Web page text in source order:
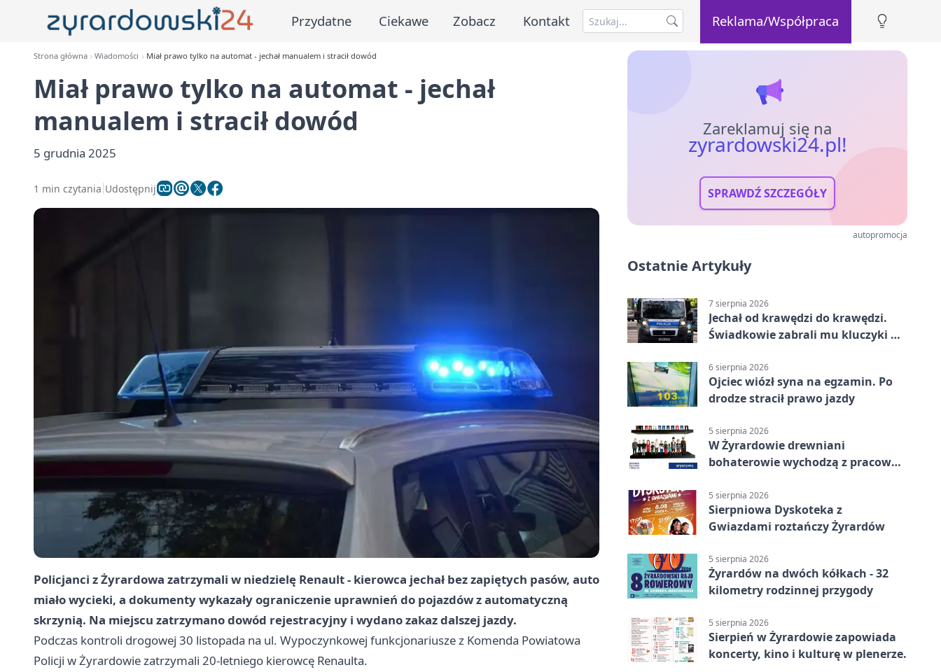
Przydatne Ciekawe Zobacz Kontakt Reklama/Współpraca
Strona główna Wiadomości Miał prawo tylko na automat - jechał manualem i stracił dowód
Miał prawo tylko na automat - jechał
manualem i stracił dowód
5 grudnia 2025
1 min czytania Udostępnij
Policjanci z Żyrardowa zatrzymali w niedzielę Renault - kierowca jechał bez zapiętych pasów, auto
miało wycieki, a dokumenty wykazały ograniczenie uprawnień do pojazdów z automatyczną
skrzynią. Na miejscu zatrzymano dowód rejestracyjny i wydano zakaz dalszej jazdy.
Podczas kontroli drogowej 30 listopada na ul. Wypoczynkowej funkcjonariusze z Komenda Powiatowa
Policji w Żyrardowie zatrzymali 20-letniego kierowcę Renaulta.
Zareklamuj się na
zyrardowski24.pl!
SPRAWDŹ SZCZEGÓŁY
autopromocja
Ostatnie Artykuły
7 sierpnia 2026
Jechał od krawędzi do krawędzi.
Świadkowie zabrali mu kluczyki w
6 sierpnia 2026
Ojciec wiózł syna na egzamin. Po
drodze stracił prawo jazdy
5 sierpnia 2026
W Żyrardowie drewniani
bohaterowie wychodzą z pracowni
5 sierpnia 2026
Sierpniowa Dyskoteka z
Gwiazdami roztańczy Żyrardów
5 sierpnia 2026
Żyrardów na dwóch kółkach - 32
kilometry rodzinnej przygody
5 sierpnia 2026
Sierpień w Żyrardowie zapowiada
koncerty, kino i kulturę w plenerze.